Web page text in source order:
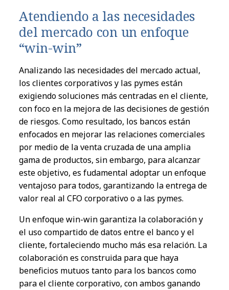
Atendiendo a las necesidades
del mercado conun enfoque
“win-win”
Analizando las necesidades del mercado actual,
los clientes corporativosy las pymes están
exigiendo soluciones más centradasenel cliente,
confocoen la mejorade las decisiones de gestión
de riesgos. Como resultado, los bancos están
enfocados en mejorar las relaciones comerciales
por medio de la venta cruzada de una amplia
gama de productos,sin embargo, para alcanzar
este objetivo,es fudamental adoptar unenfoque
ventajoso para todos, garantizando la entrega de
valor real al CFO corporativo oa las pymes.
Unenfoquewin-wingarantiza la colaboracióny
el usocompartido de datos entreel bancoyel
cliente, fortaleciendo mucho más esa relación. La
colaboraciónes construida para que haya
benefcios mutuos tanto para los bancoscomo
parael cliente corporativo, conambos ganando